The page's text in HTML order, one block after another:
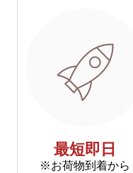
最短即日
※お荷物到着から